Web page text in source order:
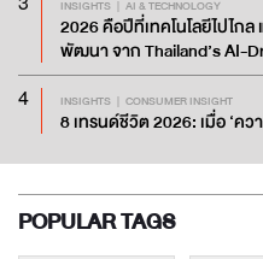
INSIGHTS AI & TECHNOLOGY
2026 คือปีที่เทคโนโลยีไปไก
พัฒนา จาก Thailand’s AI-
4 INSIGHTS CONSUMER INSIGHT
8 เทรนด์ชีวิต 2026: เมื่อ ‘คว
POPULAR TAGS